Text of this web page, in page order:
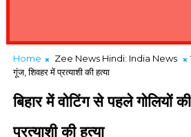
Home Zee News Hindi: India News
गूंज, शिवहर में प्रत्याशी की हत्या
बिहार में वोटिंग से पहले गोलियों
प्रत्याशी की हत्या